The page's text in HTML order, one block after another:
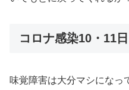
コロナ感染10・11日
味覚障害は大分マシになっ